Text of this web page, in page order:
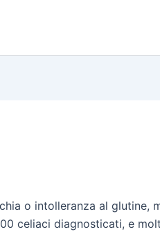
o intolleranza al glutine,
celiaci diagnosticati, e